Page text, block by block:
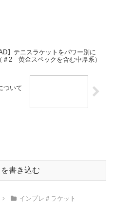
】テニスラケットをパワー別に
＃2 黄金スペックを含む中厚系）
ついて
書き込む
インプレ＃ラケット